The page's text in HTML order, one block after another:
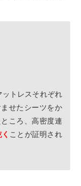
ットレスそれぞれ
せたシーツをか
ころ、高密度連
ことが証明され